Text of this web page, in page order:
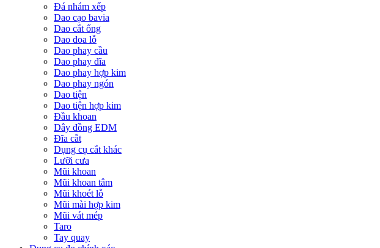
Đá nhám xếp
Dao cạo bavia
Dao cắt ống
Dao doa lỗ
Dao phay cầu
Dao phay đĩa
Dao phay hợp kim
Dao phay ngón
Dao tiện
Dao tiện hợp kim
Đầu khoan
Dây đồng EDM
Đĩa cắt
Dụng cụ cắt khác
Lưỡi cưa
Mũi khoan
Mũi khoan tâm
Mũi khoét lỗ
Mũi mài hợp kim
Mũi vát mép
Taro
Tay quay